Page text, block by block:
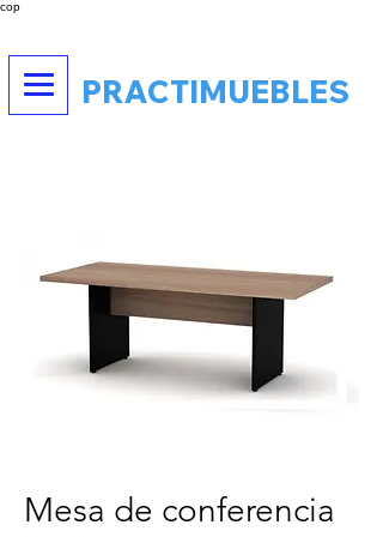
cop
PRACTIMUEBLES
Mesa de conferencia